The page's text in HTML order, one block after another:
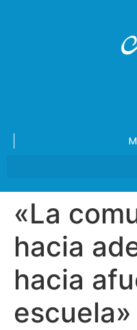
«La
hacia
hacia
escuela»